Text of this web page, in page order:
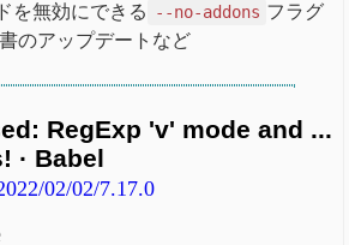
を無効にできる
--no-addons フラグ
のアップデートなど
RegExp 'v' mode and ...
· Babel
02/02/7.17.0